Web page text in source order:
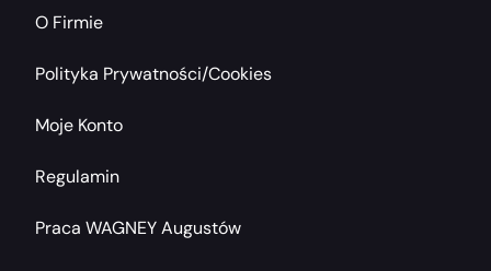
O Firmie
Polityka Prywatności/cookies
Moje Konto
Regulamin
Praca WAGNEY Augustów